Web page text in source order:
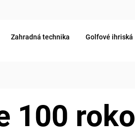
Zahradná technika Golfové ihriská
100